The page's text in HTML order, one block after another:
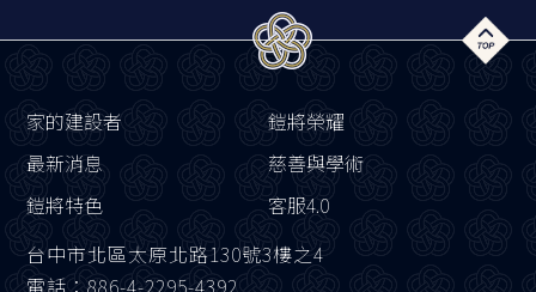
家的建設者
鎧將榮耀
最新消息
慈善與學術
鎧將特色
客服4.0
台中市北區太原北路130號3樓之4
電話：886-4-2295-4392